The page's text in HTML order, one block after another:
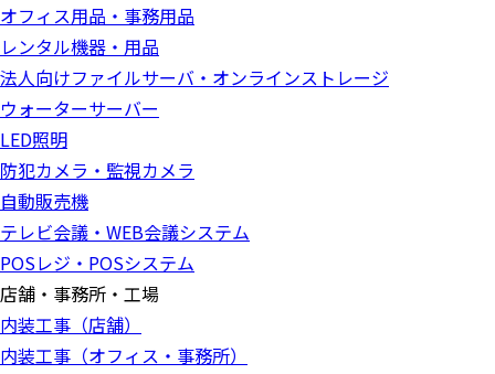
オフィス用品・事務用品
レンタル機器・用品
法人向けファイルサーバ・オンラインストレージ
ウォーターサーバー
LED照明
防犯カメラ・監視カメラ
自動販売機
テレビ会議・WEB会議システム
POSレジ・POSシステム
店舗・事務所・工場
内装工事（店舗）
内装工事（オフィス・事務所）